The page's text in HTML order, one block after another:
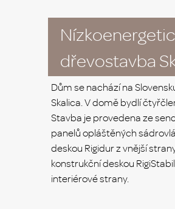
dřevostavba
Dům se nachází na
Skalica. V domě bydlí
Stavba je provedena ze
panelů opláštěných
deskou Rigidur z vnější
konstrukční deskou
interiérové strany.